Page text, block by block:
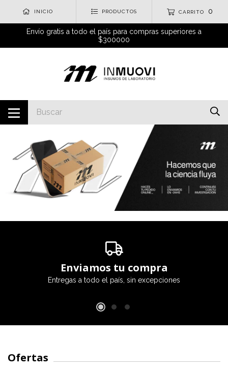
INICIO PRODUCTOS CARRITO 0
Envío gratis a todo el país para compras superiores a
$300000
Enviamos tu compra
Entregas a todo el país, sin excepciones
Ofertas